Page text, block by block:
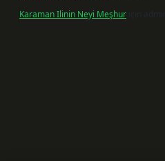
Karaman Ilinin Neyi Meşhur için admin